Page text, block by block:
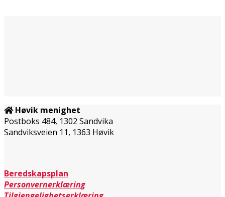
Høvik menighet
Postboks 484, 1302 Sandvika
Sandviksveien 11, 1363 Høvik
Beredskapsplan
Personvernerklæring